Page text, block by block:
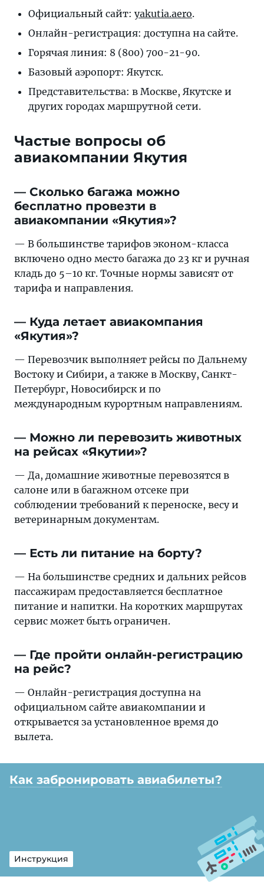
Официальный сайт: yakutia.aero.
Онлайн-регистрация: доступна на сайте.
Горячая линия: 8 (800) 700-21-90.
Базовый аэропорт: Якутск.
Представительства: в Москве, Якутске и
других городах маршрутной сети.
Частые вопросы об
авиакомпании Якутия
— Сколько багажа можно
бесплатно провезти в
авиакомпании «Якутия»?
— В большинстве тарифов эконом-класса
включено одно место багажа до 23 кг и ручная
кладь до 5–10 кг. Точные нормы зависят от
тарифа и направления.
— Куда летает авиакомпания
«Якутия»?
— Перевозчик выполняет рейсы по Дальнему
Востоку и Сибири, а также в Москву, Санкт-
Петербург, Новосибирск и по
международным курортным направлениям.
— Можно ли перевозить животных
на рейсах «Якутии»?
— Да, домашние животные перевозятся в
салоне или в багажном отсеке при
соблюдении требований к переноске, весу и
ветеринарным документам.
— Есть ли питание на борту?
— На большинстве средних и дальних рейсов
пассажирам предоставляется бесплатное
питание и напитки. На коротких маршрутах
сервис может быть ограничен.
— Где пройти онлайн-регистрацию
на рейс?
— Онлайн-регистрация доступна на
официальном сайте авиакомпании и
открывается за установленное время до
вылета.
Как забронировать авиабилеты?
Инструкция